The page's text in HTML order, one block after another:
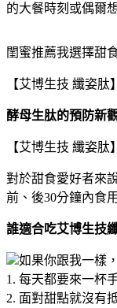
的大餐時刻或偶爾
閨蜜推薦我選擇甜
【艾博生技 纖姿
酵母生肽的預防新
【艾博生技 纖姿
對於甜食愛好者來
前、後30分鐘內食用
誰適合吃艾博生技
如果你跟我一樣
1. 每天都要來一杯
2. 面對甜點就沒有